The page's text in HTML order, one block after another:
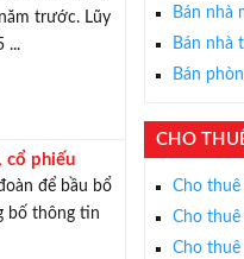
trước. Lũy
...
cổ phiếu
để bầu bổ
bố thông tin
Bán nhà
Bán nhà
Bán
CHO
Cho
Cho
Cho